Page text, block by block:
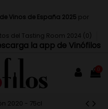
Vinos de España 2025 por
del Tasting Room 2024 (0 )
la app de Vinófilos
0
2020 - 75cl